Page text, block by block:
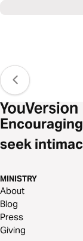
seek
MINISTRY
About
Blog
Press
Giving